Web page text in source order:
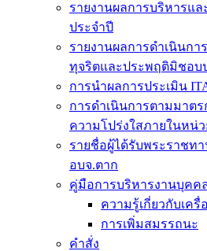
รายงานผลการบริหารแ
ประจำปี
รายงานผลการดำเนินกา
ทุจริตและประพฤติมิชอบ
การนำผลการประเมิน
การดำเนินการตามมาต
ความโปร่งใสภายในหน่
รายชื่อผู้ได้รับพระราชท
อบจ.ตาก
คู่มือการบริหารงานบุคค
ความรู้เกี่ยวกับเค
การเพิ่มสมรรถนะ
คำสั่ง